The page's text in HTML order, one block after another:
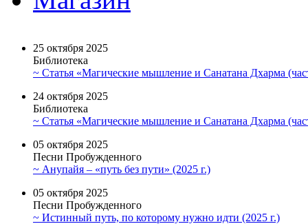
25 октября 2025
Библиотека
~ Статья «Магические мышление и Санатана Дхарма
24 октября 2025
Библиотека
~ Статья «Магические мышление и Санатана Дхарма
05 октября 2025
Песни Пробужденного
~ Анупайя – «путь без пути» (2025 г.)
05 октября 2025
Песни Пробужденного
~ Истинный путь, по которому нужно идти (2025 г.)